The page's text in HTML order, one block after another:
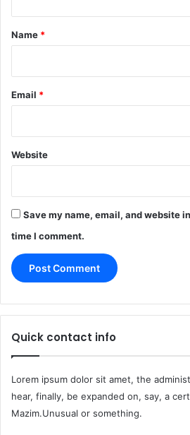
*
Name *
Email *
Website
Save my name, email, and website
time I comment.
Quick contact info
Lorem ipsum dolor sit amet, the
hear, finally, be expanded on, say, a
Mazim.Unusual or something.